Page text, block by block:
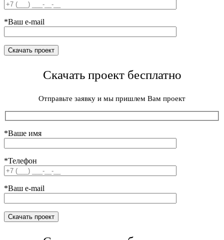
*Ваш e-mail
Скачать проект бесплатно
Отправьте заявку и мы пришлем Вам проект
*Ваше имя
*Телефон
*Ваш e-mail